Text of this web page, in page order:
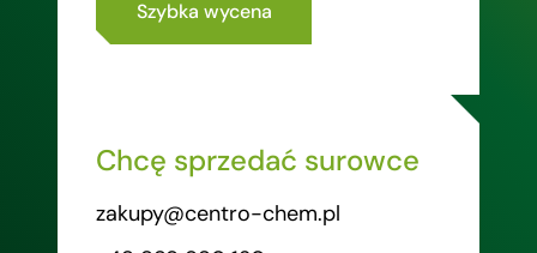
Szybka wycena
Chcę sprzedać surowce
zakupy@centro-chem.pl